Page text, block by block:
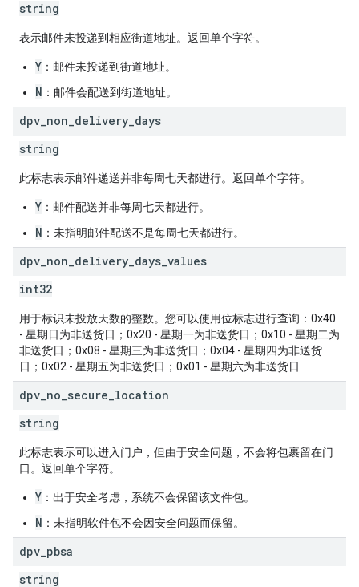
string
表示邮件未投递到相应街道地址。返回单个字符。
Y ：邮件未投递到街道地址。
N ：邮件会配送到街道地址。
dpv non delivery days
string
此标志表示邮件递送并非每周七天都进行。返回单个字符。
Y ：邮件配送并非每周七天都进行。
N ：未指明邮件配送不是每周七天都进行。
dpv non delivery days values
int32
用于标识未投放天数的整数。您可以使用位标志进行查询：0x40
- 星期日为非送货日；0x20 - 星期一为非送货日；0x10 - 星期二为
非送货日；0x08 - 星期三为非送货日；0x04 - 星期四为非送货
日；0x02 - 星期五为非送货日；0x01 - 星期六为非送货日
dpv no secure location
string
此标志表示可以进入门户，但由于安全问题，不会将包裹留在门
口。返回单个字符。
Y ：出于安全考虑，系统不会保留该文件包。
N ：未指明软件包不会因安全问题而保留。
dpv pbsa
string